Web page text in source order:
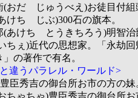
だ じゅうべえ)お徒目付組
ち じぶ)300石の旗本。
けち とうきちろう)明智治
ちぇ)近代の思想家。「永劫
作で有名。
違うパラレル・ワールド>
臣秀吉の御台所お市の方の
ちゃちゃ)豊臣秀吉の御台所